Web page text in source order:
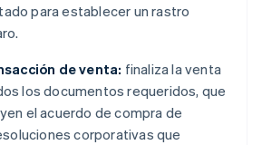
para establecer un rastro
de venta: finaliza la venta
los documentos requeridos, que
el acuerdo de compra de
corporativas que